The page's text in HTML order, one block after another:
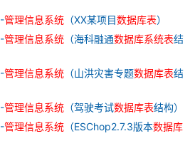
-管理信息系统 （XX某项目数据库表）
-管理信息系统 （海科融通数据库系统表结
-管理信息系统 （山洪灾害专题数据库表结
-管理信息系统 （驾驶考试数据库表结构）
-管理信息系统 （ESChop2.7.3版本数据库